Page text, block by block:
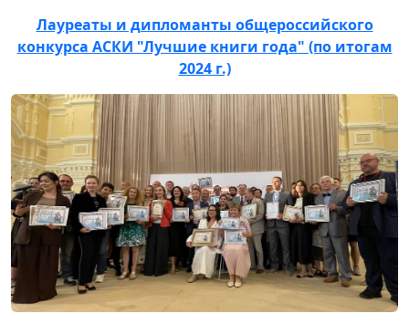
Лауреаты и дипломанты общероссийского
конкурса АСКИ "Лучшие книги года" (по итогам
2024 г.)